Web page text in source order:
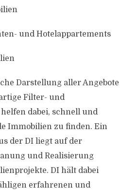
und Hotelappartements
Darstellung aller Angebote
Filter- und
dabei, schnell und
Immobilien zu finden. Ein
der DI liegt auf der
und Realisierung
DI hält dabei
erfahrenen und